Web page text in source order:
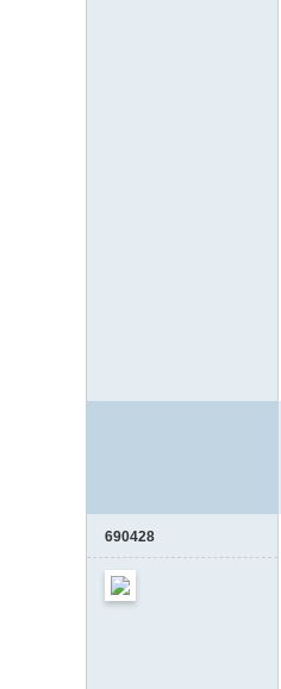
690428